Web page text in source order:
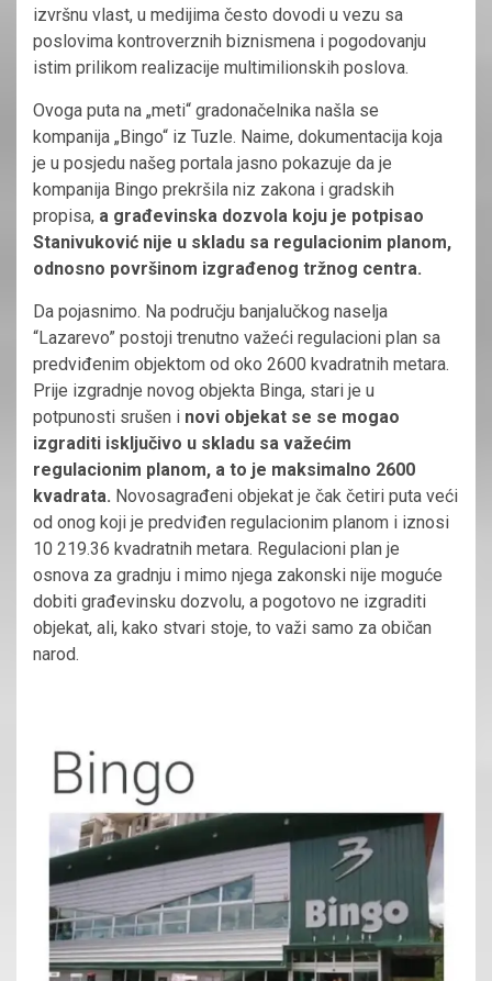
izvršnu vlast, u medijima često dovodi u vezu sa
poslovima kontroverznih biznismena i pogodovanju
istim prilikom realizacije multimilionskih poslova.
Ovoga puta na „meti“ gradonačelnika našla se
kompanija „Bingo“ iz Tuzle. Naime, dokumentacija koja
je u posjedu našeg portala jasno pokazuje da je
kompanija Bingo prekršila niz zakona i gradskih
propisa, a građevinska dozvola koju je potpisao
Stanivuković nije u skladu sa regulacionim planom,
odnosno površinom izgrađenog tržnog centra.
Da pojasnimo. Na području banjalučkog naselja
“Lazarevo” postoji trenutno važeći regulacioni plan sa
predviđenim objektom od oko 2600 kvadratnih metara.
Prije izgradnje novog objekta Binga, stari je u
potpunosti srušen i novi objekat se se mogao
izgraditi isključivo u skladu sa važećim
regulacionim planom, a to je maksimalno 2600
kvadrata. Novosagrađeni objekat je čak četiri puta veći
od onog koji je predviđen regulacionim planom i iznosi
10 219.36 kvadratnih metara. Regulacioni plan je
osnova za gradnju i mimo njega zakonski nije moguće
dobiti građevinsku dozvolu, a pogotovo ne izgraditi
objekat, ali, kako stvari stoje, to važi samo za običan
narod.